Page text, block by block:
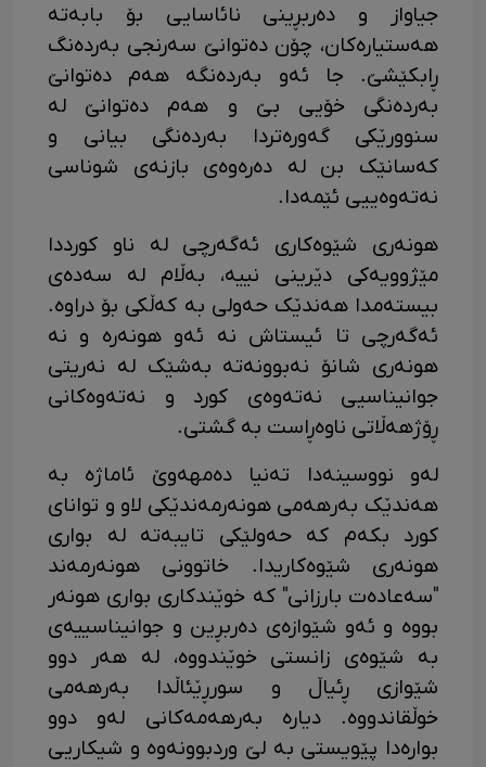
جیاواز و دەربڕینی نائاسایی بۆ بابەتە
هەستیارەکان، چۆن دەتوانێ سەرنجی بەردەنگ
ڕابکێشێ. جا ئەو بەردەنگە هەم دەتوانێ
بەردەنگی خۆیی بێ و هەم دەتوانێ لە
سنوورێکی گەورەتردا بەردەنگی بیانی و
کەسانێک بن لە دەرەوەی بازنەی شوناسی
نەتەوەییی ئێمەدا.
هونەری شێوەکاری ئەگەرچی لە ناو کورددا
مێژوویەکی دێرینی نییە، بەڵام لە سەدەی
بیستەمدا هەندێک حەولی بە کەڵکی بۆ دراوە.
ئەگەرچی تا ئیستاش نە ئەو هونەرە و نە
هونەری شانۆ نەبوونەتە بەشێک لە نەریتی
جوانیناسیی نەتەوەی کورد و نەتەوەکانی
ڕۆژهەڵاتی ناوەڕاست بە گشتی.
لەو نووسینەدا تەنیا دەمهەوێ ئاماژە بە
هەندێک بەرهەمی هونەرمەندێکی لاو و توانای
کورد بکەم کە حەولێکی تایبەتە لە بواری
هونەری شێوەکاریدا. خاتوونی هونەرمەند
"سەعادەت بارزانی" کە خوێندکاری بواری هونەر
بووە و ئەو شێوازەی دەربڕین و جوانیناسییەی
بە شێوەی زانستی خوێندووە، لە هەر دوو
شێوازی ڕئیاڵ و سورڕێئاڵدا بەرهەمی
خوڵقاندووە. دیارە بەرهەمەکانی لەو دوو
بوارەدا پێویستی بە لێ وردبوونەوە و شیکاریی